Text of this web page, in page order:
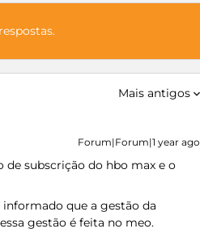
Mais antigos
Forum|Forum|1 year ago
de subscrição do hbo max e o
que a gestão da
gestão é feita no meo.